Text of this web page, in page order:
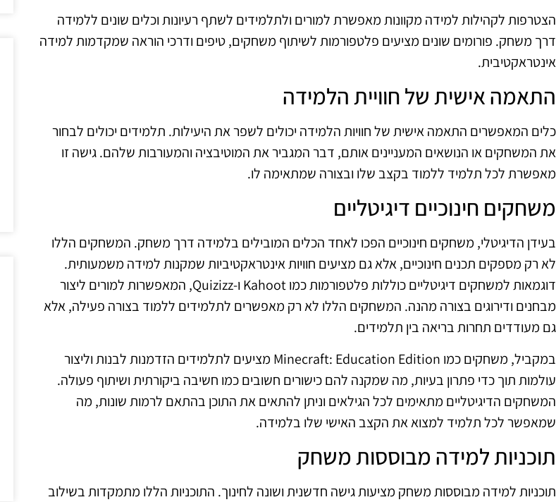
הצטרפות לקהילות למידה מקוונות מאפשרת למורים ולתלמידים לשתף רעיונות וכלים שונים ללמידה
דרך משחק. פורומים שונים מציעים פלטפורמות לשיתוף משחקים, טיפים ודרכי הוראה שמקדמות למידה
אינטראקטיבית.
התאמה אישית של חוויית הלמידה
כלים המאפשרים התאמה אישית של חוויות הלמידה יכולים לשפר את היעילות. תלמידים יכולים לבחור
את המשחקים או הנושאים המעניינים אותם, דבר המגביר את המוטיבציה והמעורבות שלהם. גישה זו
מאפשרת לכל תלמיד ללמוד בקצב שלו ובצורה שמתאימה לו.
משחקים חינוכיים דיגיטליים
בעידן הדיגיטלי, משחקים חינוכיים הפכו לאחד הכלים המובילים בלמידה דרך משחק. המשחקים הללו
לא רק מספקים תכנים חינוכיים, אלא גם מציעים חוויות אינטראקטיביות שמקנות למידה משמעותית.
דוגמאות למשחקים דיגיטליים כוללות פלטפורמות כמו Kahoot ו-Quizizz, המאפשרות למורים ליצור
מבחנים ודירוגים בצורה מהנה. המשחקים הללו לא רק מאפשרים לתלמידים ללמוד בצורה פעילה, אלא
גם מעודדים תחרות בריאה בין תלמידים.
במקביל, משחקים כמו Minecraft: Education Edition מציעים לתלמידים הזדמנות לבנות וליצור
עולמות תוך כדי פתרון בעיות, מה שמקנה להם כישורים חשובים כמו חשיבה ביקורתית ושיתוף פעולה.
המשחקים הדיגיטליים מתאימים לכל הגילאים וניתן להתאים את התוכן בהתאם לרמות שונות, מה
שמאפשר לכל תלמיד למצוא את הקצב האישי שלו בלמידה.
תוכניות למידה מבוססות משחק
תוכניות למידה מבוססות משחק מציעות גישה חדשנית ושונה לחינוך. התוכניות הללו מתמקדות בשילוב